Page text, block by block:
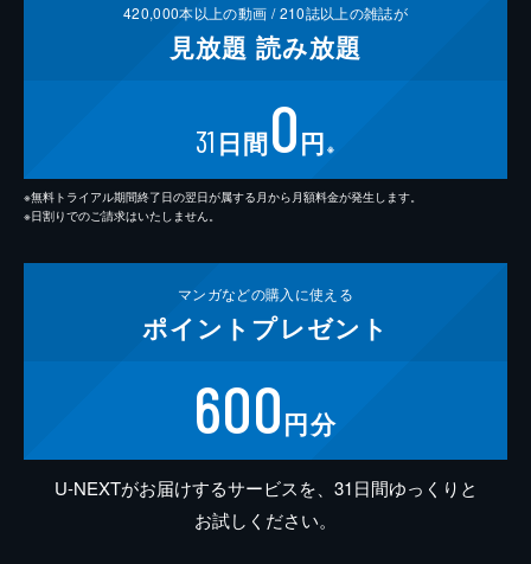
420,000本以上の動画 /210誌以上の雑誌が
見放題 読み放題
31 日間0円 ※
※無料トライアル期間終了日の翌日が属する月から月額料金が発生します。
※日割りでのご請求はいたしません。
マンガなどの購入に使える
ポイント プレゼント
600円分
U-NEXTがお届けするサービスを、31日間ゆっくりと
お試しください。